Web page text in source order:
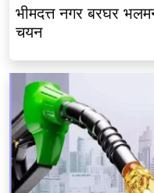
भीमदत्त नगर बरघर
चयन